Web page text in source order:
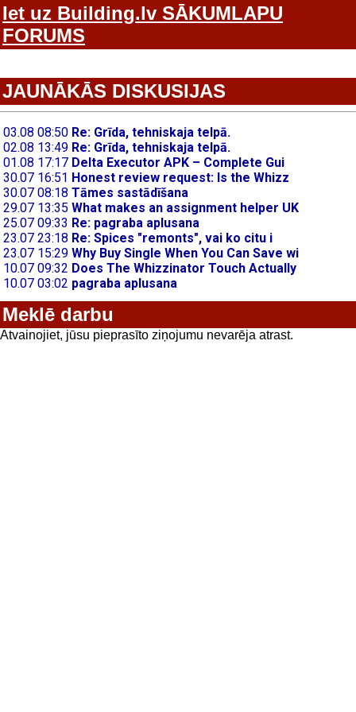
Iet uz Building.lv SĀKUMLAPU
FORUMS
JAUNĀKĀS DISKUSIJAS
Meklē darbu
Atvainojiet, jūsu pieprasīto ziņojumu nevarēja atrast.